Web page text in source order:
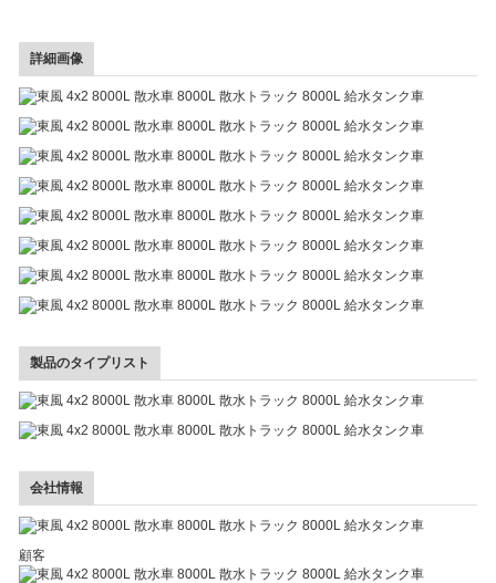
詳細画像
製品のタイプリスト
会社情報
顧客